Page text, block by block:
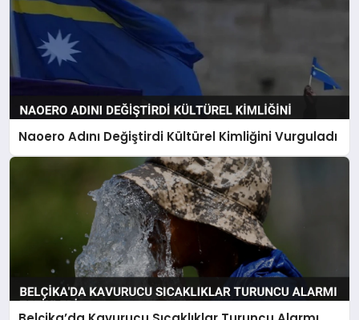
Naoero Adını Değiştirdi Kültürel Kimliğini Vurguladı